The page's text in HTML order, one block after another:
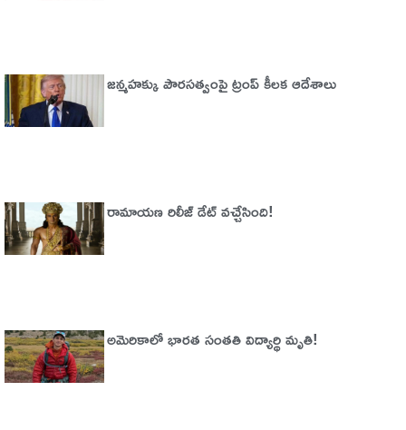
జన్మహక్కు పౌరసత్వంపై ట్రంప్ కీలక ఆదేశాలు
రామాయణ రిలీజ్ డేట్ వచ్చేసింది!
అమెరికాలో భార‌త సంత‌తి విద్యార్థి మృతి!